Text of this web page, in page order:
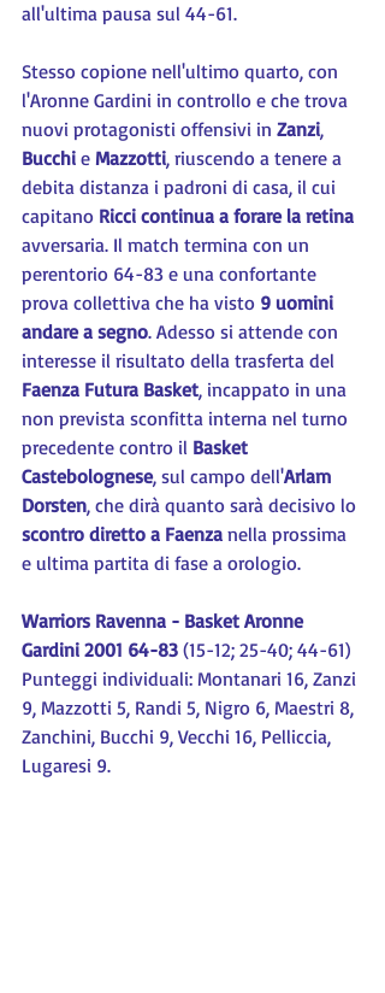
all'ultima pausa sul 44-61.
Stesso copione nell'ultimo quarto, con
l'Aronne Gardini in controllo e che trova
nuovi protagonisti offensivi in Zanzi,
Bucchi e Mazzotti, riuscendo a tenere a
debita distanza i padroni di casa, il cui
capitano Ricci continua a forare la retina
avversaria. Il match termina con un
perentorio 64-83 e una confortante
prova collettiva che ha visto 9 uomini
andare a segno. Adesso si attende con
interesse il risultato della trasferta del
Faenza Futura Basket, incappato in una
non prevista sconfitta interna nel turno
precedente contro il Basket
Castebolognese, sul campo dell'Arlam
Dorsten, che dirà quanto sarà decisivo lo
scontro diretto a Faenza nella prossima
e ultima partita di fase a orologio.
Warriors Ravenna - Basket Aronne
Gardini 2001 64-83 (15-12; 25-40; 44-61)
Punteggi individuali: Montanari 16, Zanzi
9, Mazzotti 5, Randi 5, Nigro 6, Maestri 8,
Zanchini, Bucchi 9, Vecchi 16, Pelliccia,
Lugaresi 9.